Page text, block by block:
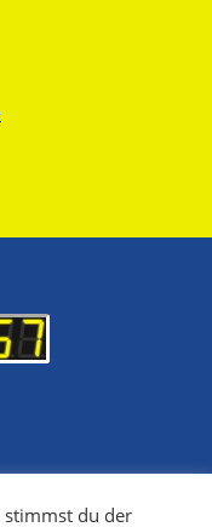
stimmst du der